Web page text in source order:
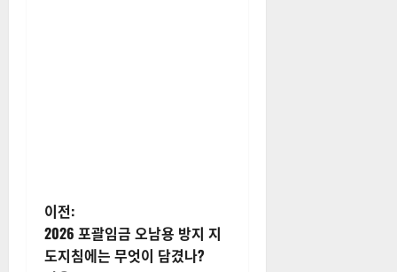
게
시
이전:
2026 포괄임금 오남용 방지 지
도지침에는 무엇이 담겼나?